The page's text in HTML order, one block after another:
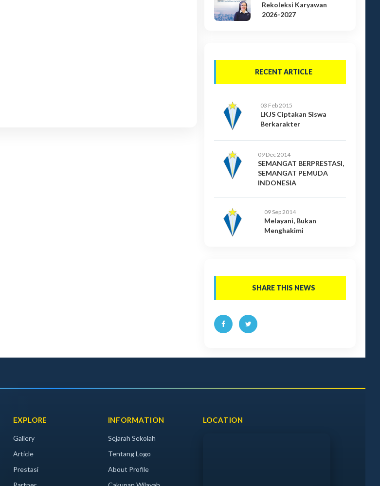
Rekoleksi Karyawan
2026-2027
RECENT ARTICLE
03 Feb 2015
LKJS Ciptakan Siswa
Berkarakter
09 Dec 2014
SEMANGAT BERPRESTASI,
SEMANGAT PEMUDA
INDONESIA
09 Sep 2014
Melayani, Bukan
Menghakimi
SHARE THIS NEWS
EXPLORE
Gallery
Article
Prestasi
INFORMATION
Sejarah Sekolah
Tentang Logo
About Profile
LOCATION